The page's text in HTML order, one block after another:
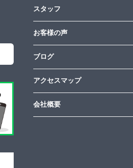
スタッフ
お客様の声
ブログ
アクセスマップ
会社概要